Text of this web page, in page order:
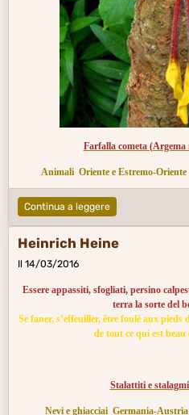
Farfalla cometa
Animali Oriente e Estremo-
Continua a leggere
Heinrich Heine
Il 14/03/2016
Essere appassiti, sfogliati, persino
terra la sorte del
Se faner, s’effeuiller, être foulé aux pieds
de tout ce qui est
Stalattiti e
Nevi e ghiacciai Germania-